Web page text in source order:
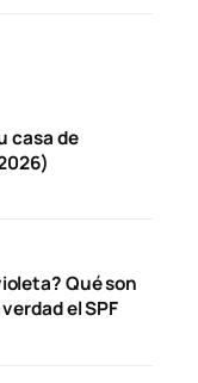
casa de
Qué son
el SPF